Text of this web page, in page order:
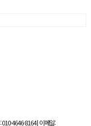
4646-8164 | 이메일: